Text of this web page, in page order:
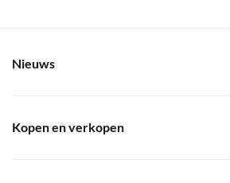
Nieuws
Kopen en verkopen